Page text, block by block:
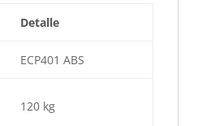
Detalle
ECP401 ABS
120 kg